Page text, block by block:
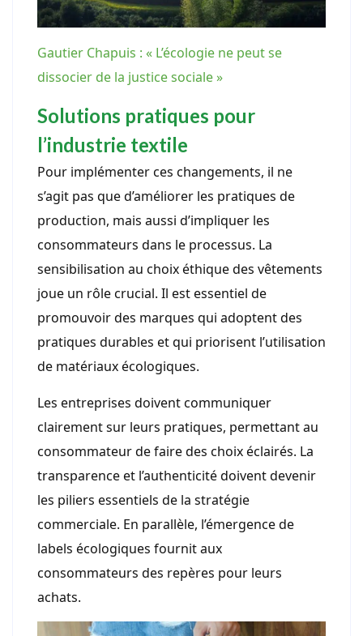
Gautier Chapuis : « L’écologie ne peut se
dissocier de la justice sociale »
Solutions pratiques pour
l’industrie textile
Pour implémenter ces changements, il ne
s’agit pas que d’améliorer les pratiques de
production, mais aussi d’impliquer les
consommateurs dans le processus. La
sensibilisation au choix éthique des vêtements
joue un rôle crucial. Il est essentiel de
promouvoir des marques qui adoptent des
pratiques durables et qui priorisent l’utilisation
de matériaux écologiques.
Les entreprises doivent communiquer
clairement sur leurs pratiques, permettant au
consommateur de faire des choix éclairés. La
transparence et l’authenticité doivent devenir
les piliers essentiels de la stratégie
commerciale. En parallèle, l’émergence de
labels écologiques fournit aux
consommateurs des repères pour leurs
achats.